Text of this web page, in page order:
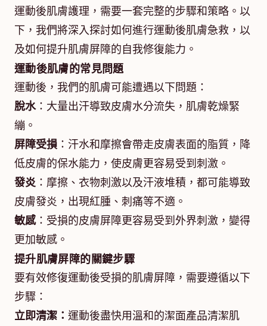
運動後肌膚護理，需要一套完整的步驟和策略。以
下，我們將深入探討如何進行運動後肌膚急救，以
及如何提升肌膚屏障的自我修復能力。
運動後肌膚的常見問題
運動後，我們的肌膚可能遭遇以下問題：
脫水：大量出汗導致皮膚水分流失，肌膚乾燥緊
繃。
屏障受損：汗水和摩擦會帶走皮膚表面的脂質，降
低皮膚的保水能力，使皮膚更容易受到刺激。
發炎 ：摩擦、衣物刺激以及汗液堆積，都可能導致
皮膚發炎，出現紅腫、刺痛等不適。
敏感：受損的皮膚屏障更容易受到外界刺激，變得
更加敏感。
提升肌膚屏障的關鍵步驟
要有效修復運動後受損的肌膚屏障，需要遵循以下
步驟：
立即清潔： 運動後盡快用溫和的潔面產品清潔肌